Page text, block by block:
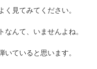
見てみてください。
んて、いませんよね。
ていると思います。